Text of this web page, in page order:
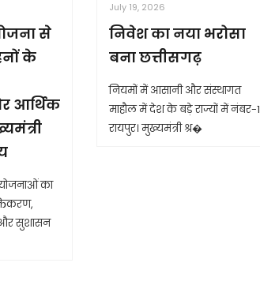
से
के
आर्थिक
का
और सुशासन
July 19, 2026
निवेश का नया भरोसा
बना छत्तीसगढ़
नियमों में आसानी और संस्थागत
माहौल में देश के बड़े राज्यों में नंबर-1
रायपुर। मुख्यमंत्री श्र�